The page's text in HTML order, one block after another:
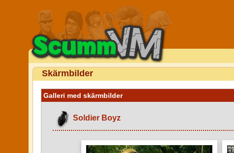
Skärmbilder
Galleri med skärmbilder
Soldier Boyz